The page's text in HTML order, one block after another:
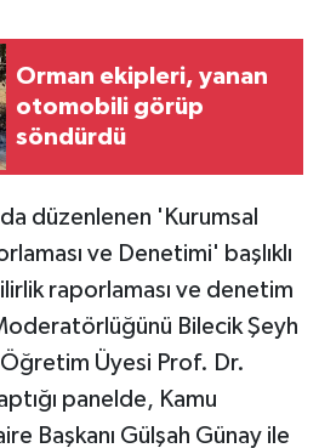
Orman ekipleri, yanan
otomobili görüp
söndürdü
düzenlenen 'Kurumsal
ve Denetimi' başlıklı
raporlaması ve denetim
Bilecik Şeyh
Üyesi Prof. Dr.
panelde, Kamu
Başkanı Gülşah Günay ile